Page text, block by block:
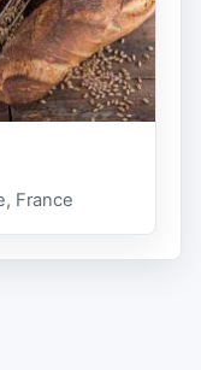
France